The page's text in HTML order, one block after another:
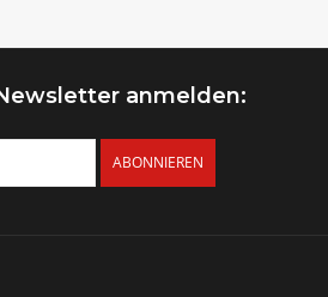
anmelden:
ABONNIEREN